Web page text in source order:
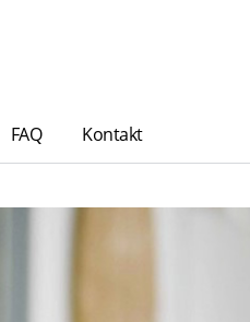
FAQ Kontakt